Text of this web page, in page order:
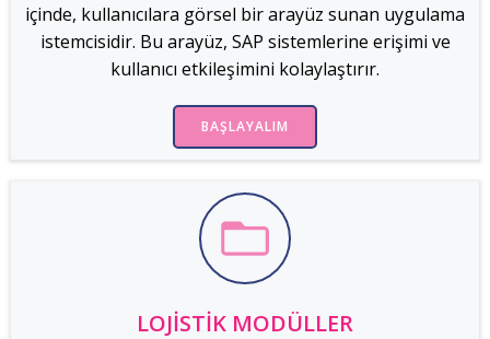
içinde, kullanıcılara görsel bir arayüz sunan uygulama
istemcisidir. Bu arayüz, SAP sistemlerine erişimi ve
kullanıcı etkileşimini kolaylaştırır.
BAŞLAYALIM
LOJISTIK MODÜLLER